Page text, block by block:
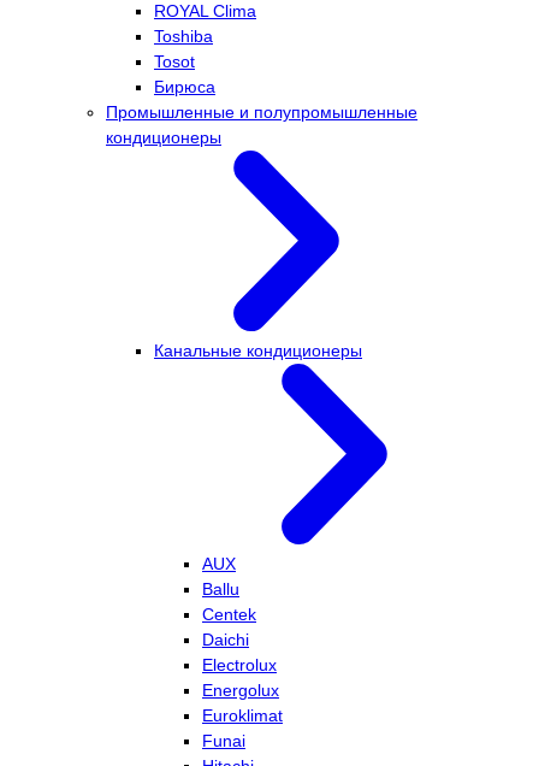
ROYAL Clima
Toshiba
Tosot
Бирюса
Промышленные и полупромышленные
кондиционеры
Канальные кондиционеры
AUX
Ballu
Centek
Daichi
Electrolux
Energolux
Euroklimat
Funai